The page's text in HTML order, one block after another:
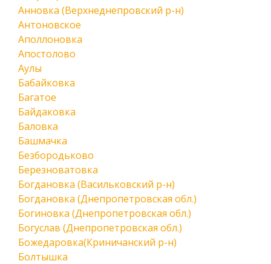
Анновка (Верхнеднепровский р-н)
Антоновское
Аполлоновка
Апостолово
Аулы
Бабайковка
Багатое
Байдаковка
Баловка
Башмачка
Безбородьково
Березноватовка
Богдановка (Васильковский р-н)
Богдановка (Днепропетровская обл.)
Богиновка (Днепропетровская обл.)
Богуслав (Днепропетровская обл.)
Божедаровка(Криничанский р-н)
Болтышка